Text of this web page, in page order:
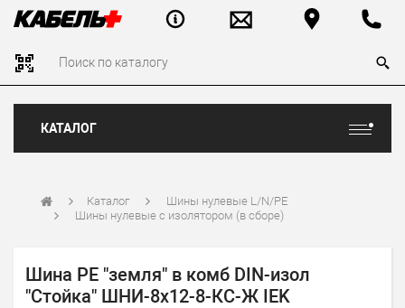
КАТАЛОГ
Каталог
Шины нулевые L/N/PE
Шины нулевые с изолятором (в сборе)
Шина PE "земля" в комб DIN-изол
"Стойка" ШНИ-8х12-8-КС-Ж IEK